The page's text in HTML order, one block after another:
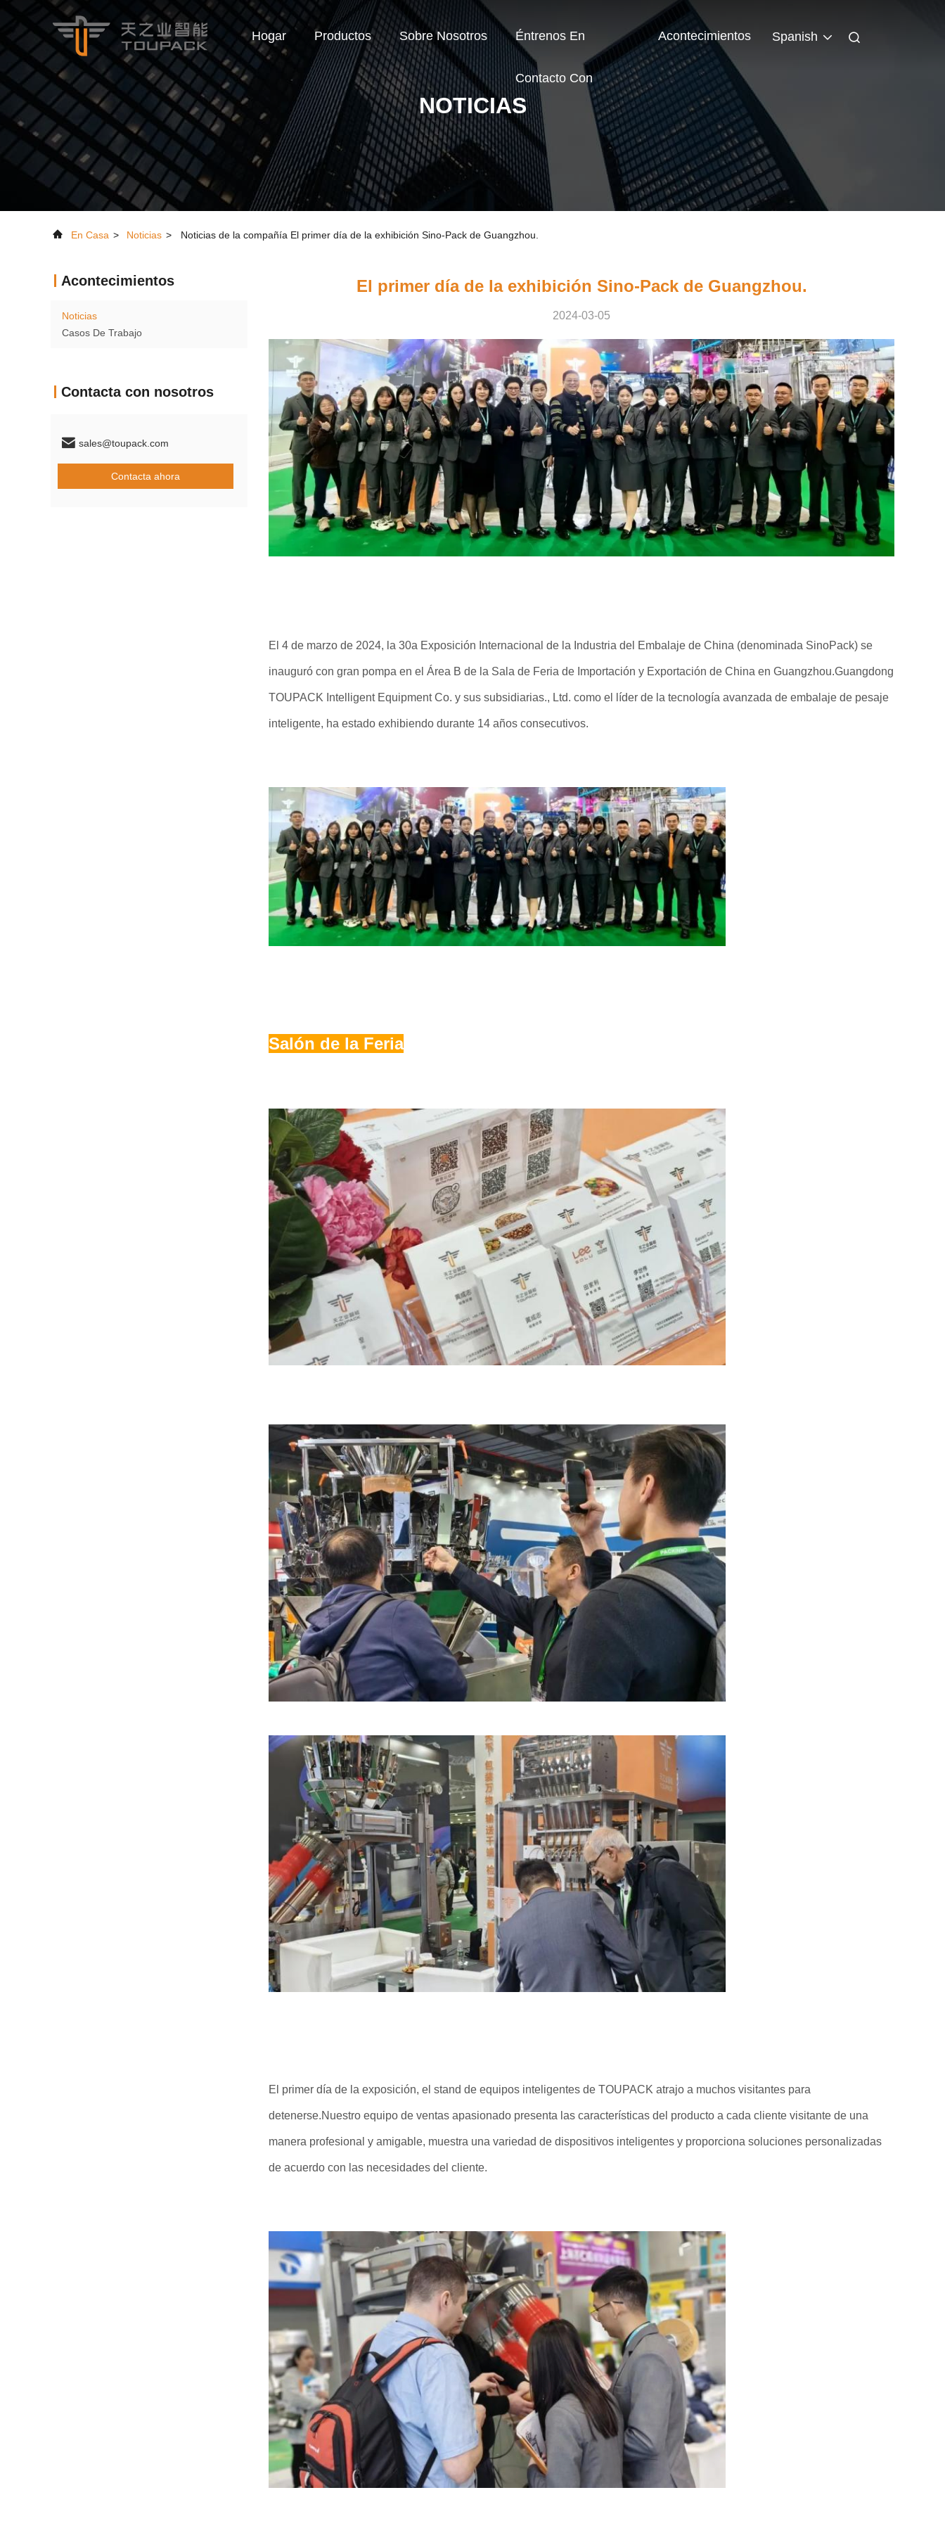
Hogar Productos Sobre Nosotros Éntrenos En
Contacto Con
Acontecimientos Spanish
NOTICIAS
En Casa > Noticias > Noticias de la compañía El primer día de la exhibición Sino-Pack de Guangzhou.
Acontecimientos
Noticias
Casos De Trabajo
Contacta con nosotros
sales@toupack.com
Contacta ahora
El primer día de la exhibición Sino-Pack de Guangzhou.
2024-03-05
El 4 de marzo de 2024, la 30a Exposición Internacional de la Industria del Embalaje de China (denominada SinoPack) se
inauguró con gran pompa en el Área B de la Sala de Feria de Importación y Exportación de China en Guangzhou.Guangdong
TOUPACK Intelligent Equipment Co. y sus subsidiarias., Ltd. como el líder de la tecnología avanzada de embalaje de pesaje
inteligente, ha estado exhibiendo durante 14 años consecutivos.
Salón de la Feria
El primer día de la exposición, el stand de equipos inteligentes de TOUPACK atrajo a muchos visitantes para
detenerse.Nuestro equipo de ventas apasionado presenta las características del producto a cada cliente visitante de una
manera profesional y amigable, muestra una variedad de dispositivos inteligentes y proporciona soluciones personalizadas
de acuerdo con las necesidades del cliente.